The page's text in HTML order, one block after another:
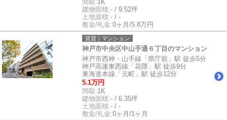
間取:1K
建物面積:- / 9.52坪
土地面積:- / -
敷金/礼金:0ヶ月/5.8万円
賃貸｜マンション
神戸市中央区中山手通６丁目のマンション
神戸市西神・山手線「県庁前」駅 徒歩5分
神戸高速東西線「花隈」駅 徒歩9分
東海道本線「元町」駅 徒歩12分
5.1万円
間取:1K
建物面積:- / 6.35坪
土地面積:- / -
敷金/礼金:0ヶ月/1ヶ月